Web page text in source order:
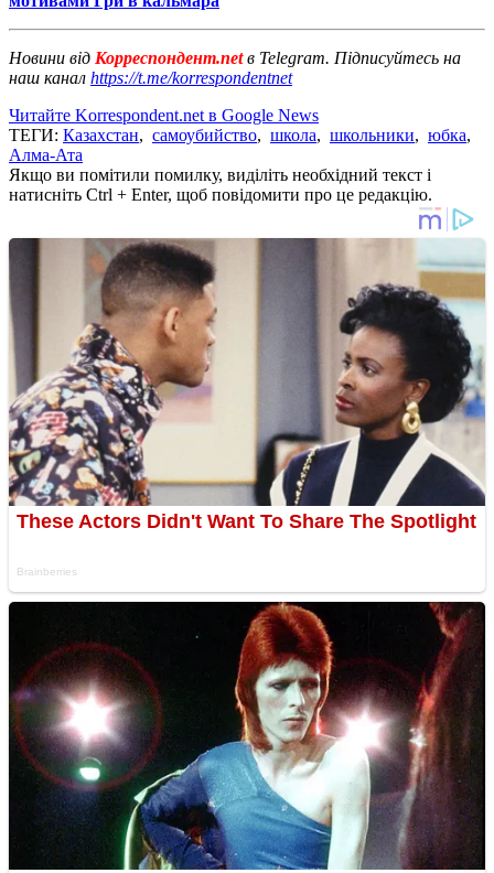
Новини від Корреспондент.netв Telegram. Підписуйтесь на
наш канал https://t.me/korrespondentnet
Читайте Korrespondent.net в Google News
ТЕГИ: Казахстан, самоубийство, школа, школьники, юбка,
Алма-Ата
Якщо ви помітили помилку, виділіть необхідний текст і
натисніть Ctrl + Enter, щоб повідомити про це редакцію.